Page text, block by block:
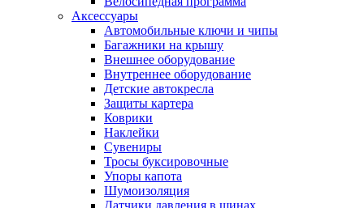
Аксессуары
Автомобильные ключи и чипы
Багажники на крышу
Внешнее оборудование
Внутреннее оборудование
Детские автокресла
Защиты картера
Коврики
Наклейки
Сувениры
Тросы буксировочные
Упоры капота
Шумоизоляция
Датчики давления в шинах